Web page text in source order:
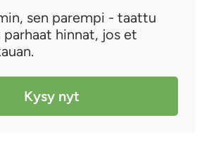
sen parempi - taattu
parhaat hinnat, jos et
Kysy nyt